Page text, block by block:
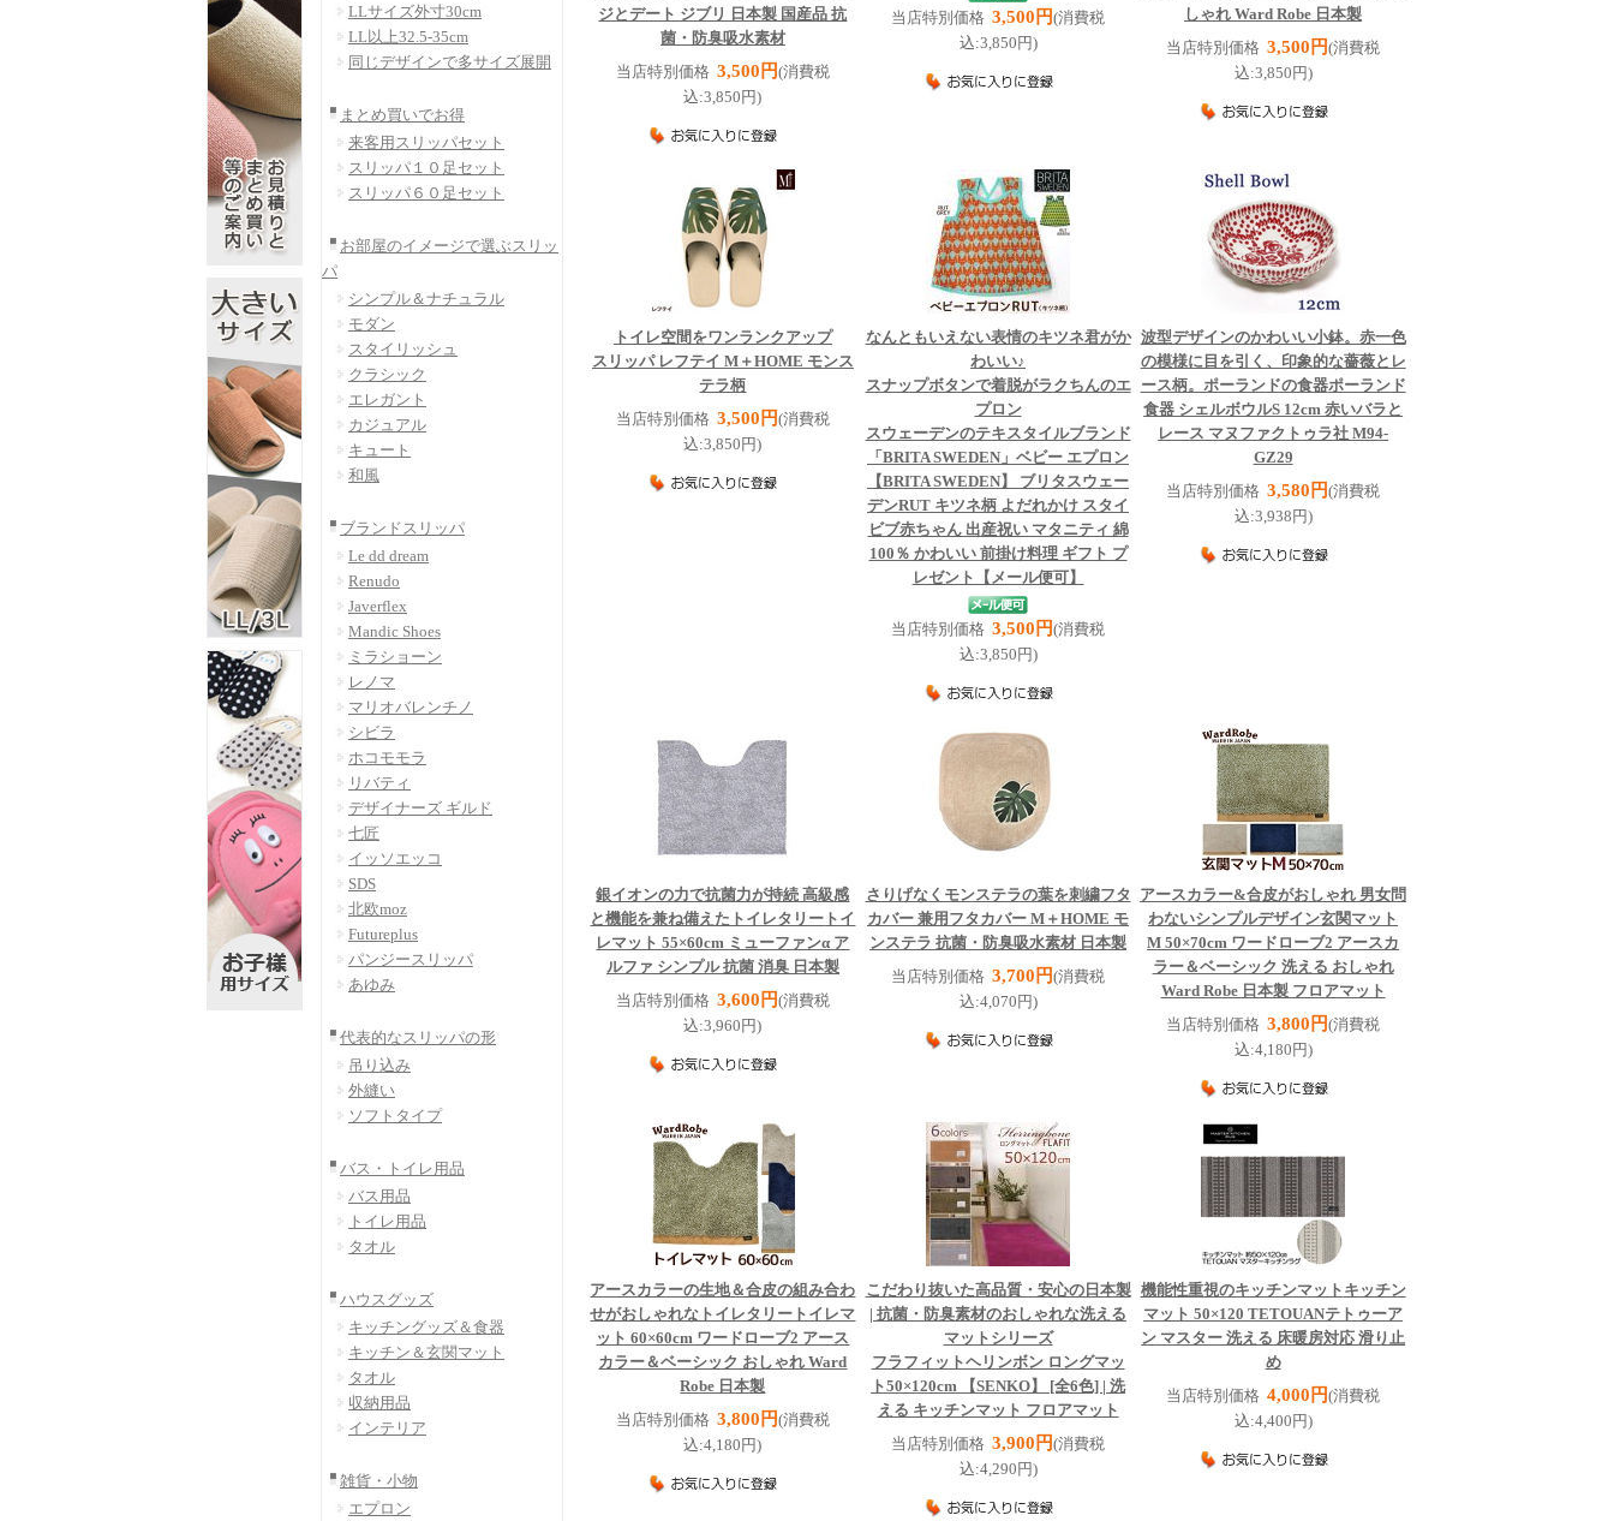
LLサイズ外寸30cm
LL以上32.5-35cm
同じデザインで多サイズ展開
まとめ買いでお得
来客用スリッパセット
スリッパ１０足セット
スリッパ６０足セット
お部屋のイメージで選ぶスリッ
パ
シンプル＆ナチュラル
モダン
スタイリッシュ
クラシック
エレガント
カジュアル
キュート
和風
ブランドスリッパ
Le dd dream
Renudo
Javerflex
Mandic Shoes
ミラショーン
レノマ
マリオバレンチノ
シビラ
ホコモモラ
リバティ
デザイナーズ ギルド
七匠
イッソエッコ
SDS
北欧moz
Futureplus
パンジースリッパ
あゆみ
代表的なスリッパの形
吊り込み
外縫い
ソフトタイプ
バス・トイレ用品
バス用品
トイレ用品
タオル
ハウスグッズ
キッチングッズ＆食器
キッチン＆玄関マット
タオル
収納用品
インテリア
雑貨・小物
エプロン
ジとデート ジブリ 日本製 国産品 抗
菌・防臭吸水素材
当店特別価格 3,500円(消費税
込:3,850円)
当店特別価格 3,500円(消費税
込:3,850円)
しゃれ Ward Robe 日本製
当店特別価格 3,500円(消費税
込:3,850円)
トイレ空間をワンランクアップ
スリッパ レフテイ M＋HOME モンス
テラ柄
当店特別価格 3,500円(消費税
込:3,850円)
なんともいえない表情のキツネ君がか
わいい♪
スナップボタンで着脱がラクちんのエ
プロン
スウェーデンのテキスタイルブランド
「BRITA SWEDEN」ベビー エプロン
【BRITA SWEDEN】 ブリタスウェー
デンRUT キツネ柄 よだれかけ スタイ
ビブ赤ちゃん 出産祝い マタニティ 綿
100％ かわいい 前掛け料理 ギフト プ
レゼント【メール便可】
当店特別価格 3,500円(消費税
込:3,850円)
波型デザインのかわいい小鉢。赤一色
の模様に目を引く、印象的な薔薇とレ
ース柄。ポーランドの食器ポーランド
食器 シェルボウルS 12cm 赤いバラと
レース マヌファクトゥラ社 M94-
GZ29
当店特別価格 3,580円(消費税
込:3,938円)
銀イオンの力で抗菌力が持続 高級感
と機能を兼ね備えたトイレタリー トイ
レマット 55×60cm ミューファンα ア
ルファ シンプル 抗菌 消臭 日本製
当店特別価格 3,600円(消費税
込:3,960円)
さりげなくモンステラの葉を刺繍フタ
カバー 兼用フタカバー M＋HOME モ
ンステラ 抗菌・防臭吸水素材 日本製
当店特別価格 3,700円(消費税
込:4,070円)
アースカラー&合皮がおしゃれ 男女問
わないシンプルデザイン玄関マット
M 50×70cm ワードローブ2 アースカ
ラー＆ベーシック 洗える おしゃれ
Ward Robe 日本製 フロアマット
当店特別価格 3,800円(消費税
込:4,180円)
アースカラーの生地＆合皮の組み合わ
せがおしゃれなトイレタリー トイレマ
ット 60×60cm ワードローブ2 アース
カラー＆ベーシック おしゃれ Ward
Robe 日本製
当店特別価格 3,800円(消費税
込:4,180円)
こだわり抜いた高品質・安心の日本製
| 抗菌・防臭素材のおしゃれな洗える
マットシリーズ
フラフィットヘリンボン ロングマッ
ト50×120cm 【SENKO】 [全6色] | 洗
える キッチンマット フロアマット
当店特別価格 3,900円(消費税
込:4,290円)
機能性重視のキッチンマット キッチン
マット 50×120 TETOUANテトゥーア
ン マスター 洗える 床暖房対応 滑り止
め
当店特別価格 4,000円(消費税
込:4,400円)